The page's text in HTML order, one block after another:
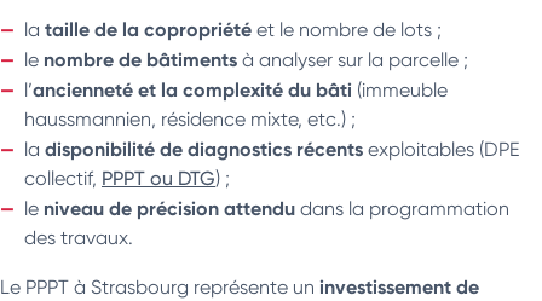
la taille de la copropriété et le nombre de lots ;
le nombre de bâtiments à analyser sur la parcelle ;
l’ancienneté et la complexité du bâti (immeuble
haussmannien, résidence mixte, etc.) ;
la disponibilité de diagnostics récents exploitables (DPE
collectif, PPPT ou DTG) ;
le niveau de précision attendu dans la programmation
des travaux.
Le PPPT à Strasbourg représente un investissement de